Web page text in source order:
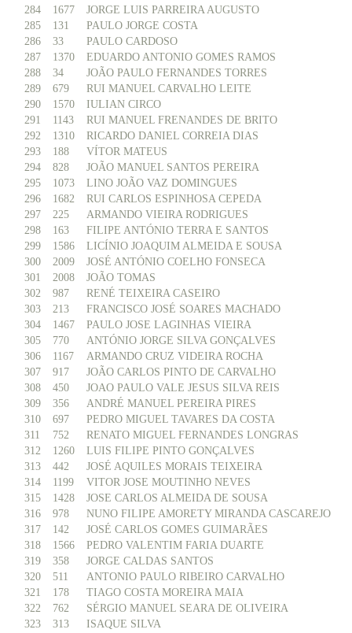
284
1677
JORGE LUIS PARREIRA AUGUSTO
285
131
PAULO JORGE COSTA
286
33
PAULO CARDOSO
287
1370
EDUARDO ANTONIO GOMES RAMOS
288
34
JOÃO PAULO FERNANDES TORRES
289
679
RUI MANUEL CARVALHO LEITE
290
1570
IULIAN CIRCO
291
1143
RUI MANUEL FRENANDES DE BRITO
292
1310
RICARDO DANIEL CORREIA DIAS
293
188
VÍTOR MATEUS
294
828
JOÃO MANUEL SANTOS PEREIRA
295
1073
LINO JOÃO VAZ DOMINGUES
296
1682
RUI CARLOS ESPINHOSA CEPEDA
297
225
ARMANDO VIEIRA RODRIGUES
298
163
FILIPE ANTÓNIO TERRA E SANTOS
299
1586
LICÍNIO JOAQUIM ALMEIDA E SOUSA
300
2009
JOSÉ ANTÓNIO COELHO FONSECA
301
2008
JOÃO TOMAS
302
987
RENÉ TEIXEIRA CASEIRO
303
213
FRANCISCO JOSÉ SOARES MACHADO
304
1467
PAULO JOSE LAGINHAS VIEIRA
305
770
ANTÓNIO JORGE SILVA GONÇALVES
306
1167
ARMANDO CRUZ VIDEIRA ROCHA
307
917
JOÃO CARLOS PINTO DE CARVALHO
308
450
JOAO PAULO VALE JESUS SILVA REIS
309
356
ANDRÉ MANUEL PEREIRA PIRES
310
697
PEDRO MIGUEL TAVARES DA COSTA
311
752
RENATO MIGUEL FERNANDES LONGRAS
312
1260
LUIS FILIPE PINTO GONÇALVES
313
442
JOSÉ AQUILES MORAIS TEIXEIRA
314
1199
VITOR JOSE MOUTINHO NEVES
315
1428
JOSE CARLOS ALMEIDA DE SOUSA
316
978
NUNO FILIPE AMORETY MIRANDA CASCAREJO
317
142
JOSÉ CARLOS GOMES GUIMARÃES
318
1566
PEDRO VALENTIM FARIA DUARTE
319
358
JORGE CALDAS SANTOS
320
511
ANTONIO PAULO RIBEIRO CARVALHO
321
178
TIAGO COSTA MOREIRA MAIA
322
762
SÉRGIO MANUEL SEARA DE OLIVEIRA
323
313
ISAQUE SILVA